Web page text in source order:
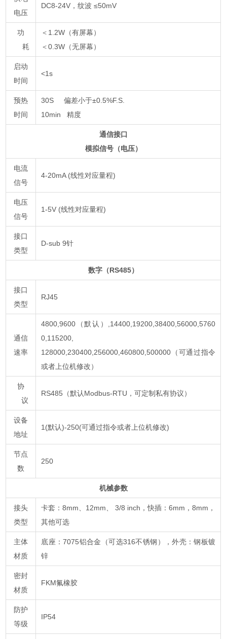
电压
DC8-24V，纹波 ≤50mV
功
耗
＜1.2W（有屏幕）
＜0.3W（无屏幕）
启动
时间
<1s
预热
时间
30S 偏差小于±0.5%F.S.
10min 精度
通信接口
模拟信号（电压）
电流
信号
4-20mA (线性对应量程)
电压
信号
1-5V (线性对应量程)
接口
类型
D-sub 9针
数字（RS485）
接口
类型
RJ45
通信
速率
4800,9600（默认）,14400,19200,38400,56000,5760
0,115200,
128000,230400,256000,460800,500000（可通过指令
或者上位机修改）
协
议
RS485（默认Modbus-RTU，可定制私有协议）
设备
地址
1(默认)-250(可通过指令或者上位机修改)
节点
数
250
机械参数
接头
类型
卡套：8mm、12mm、 3/8 inch，快插：6mm，8mm，
其他可选
主体
材质
底座：7075铝合金（可选316不锈钢），外壳：钢板镀
锌
密封
材质
FKM氟橡胶
防护
等级
IP54